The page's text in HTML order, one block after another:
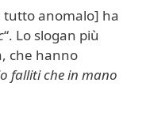
tutto anomalo] ha
“. Lo slogan più
che hanno
falliti che in mano